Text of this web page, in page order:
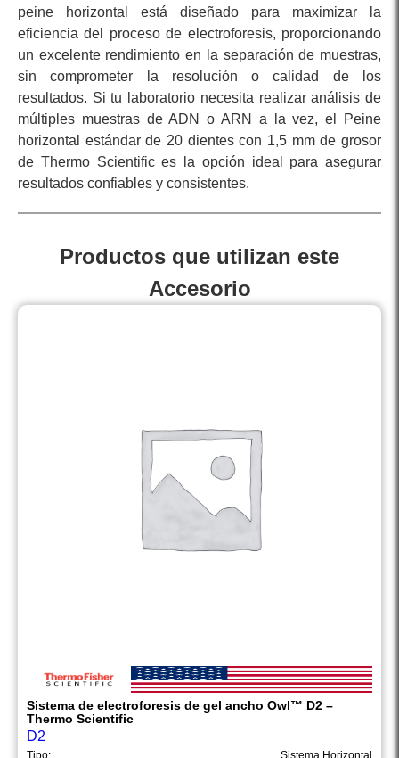
peine horizontal está diseñado para maximizar la
eficiencia del proceso de electroforesis, proporcionando
un excelente rendimiento en la separación de muestras,
sin comprometer la resolución o calidad de los
resultados. Si tu laboratorio necesita realizar análisis de
múltiples muestras de ADN o ARN a la vez, el Peine
horizontal estándar de 20 dientes con 1,5 mm de grosor
de Thermo Scientific es la opción ideal para asegurar
resultados confiables y consistentes.
Productos que utilizan este
Accesorio
Sistema de electroforesis de gel ancho Owl™ D2 –
Thermo Scientific
D2
Tipo: Sistema Horizontal